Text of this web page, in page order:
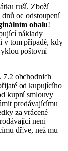
ruší. Zboží
od odstoupení
obalu!
náklady
v tom případě, kdy
poštovní
obchodních
od kupujícího
kupní smlouvy
prodávajícímu
za vrácené
není
dříve, než mu